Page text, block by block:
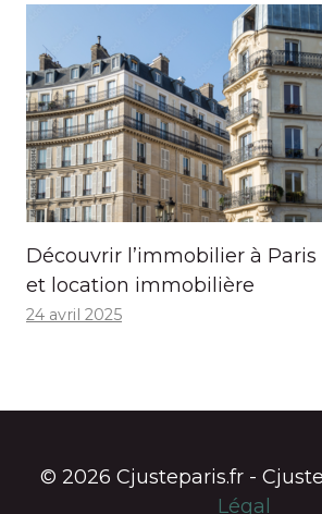
Découvrir l’immobilier à
et location immobilière
24 avril 2025
© 2026 Cjusteparis.fr -
Légal